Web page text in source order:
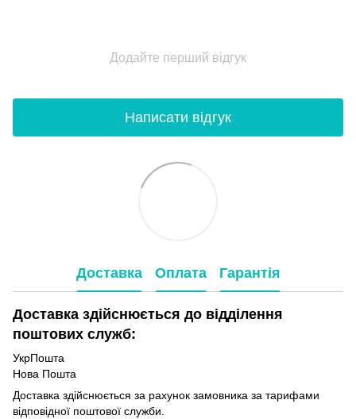
Додайте перший відгук
Написати відгук
Доставка Оплата Гарантія
Доставка здійснюється до відділення
поштових служб:
УкрПошта
Нова Пошта
Доставка здійснюється за рахунок замовника за тарифами
відповідної поштової служби.